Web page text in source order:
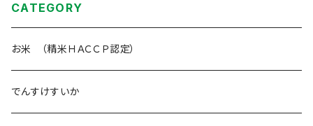
CATEGORY
お米 （精米ＨＡＣＣＰ認定）
でんすけすいか